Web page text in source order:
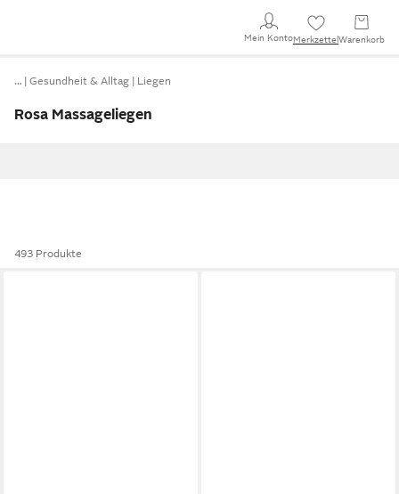
Mein KontoMerkzettel Warenkorb
… Gesundheit & Alltag Liegen
Rosa Massageliegen
493 Produkte